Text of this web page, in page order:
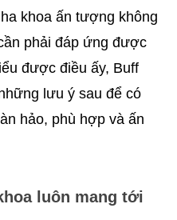
khoa ấn tượng không
phải đáp ứng được
được điều ấy, Buff
lưu ý sau để có
hảo, phù hợp và ấn
luôn mang tới